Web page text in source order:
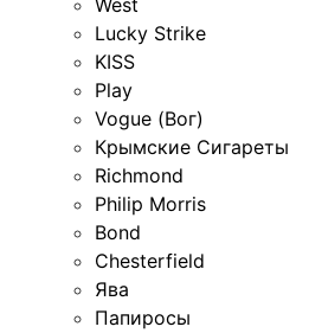
West
Lucky Strike
KISS
Play
Vogue (Вог)
Крымские Сигареты
Richmond
Philip Morris
Bond
Chesterfield
Ява
Папиросы